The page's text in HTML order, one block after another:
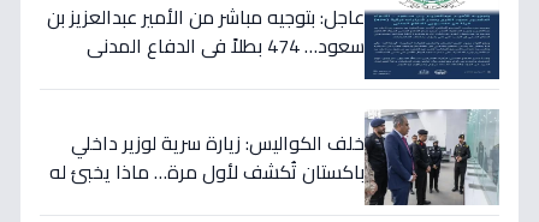
عاجل: بتوجيه مباشر من الأمير عبدالعزيز بن
سعود… 474 بطلاً في الدفاع المدني
خلف الكواليس: زيارة سرية لوزير داخلي
باكستان تُكشف لأول مرة… ماذا يخبئ له